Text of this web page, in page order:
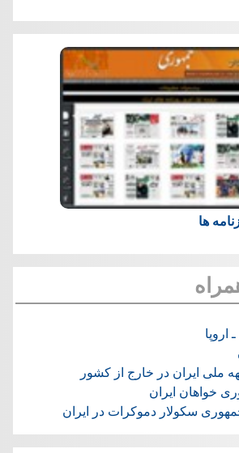
ها
اروپا
ملی ایران در خارج از کشور
خواهان ایران
سکولار دموکرات در ایران